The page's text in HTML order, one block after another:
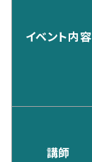
イベント内容
講師